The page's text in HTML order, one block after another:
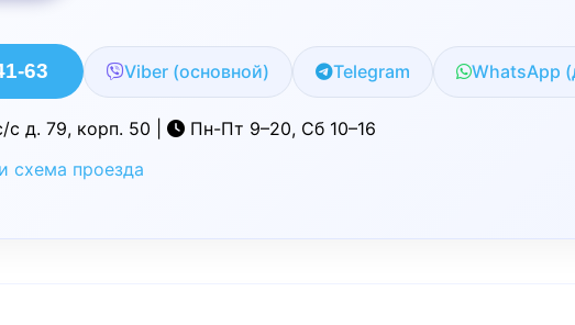
63 Viber (основной) Telegram WhatsApp
д. 79, корп. 50 |
Пн-Пт 9–20, Сб 10–16
схема проезда